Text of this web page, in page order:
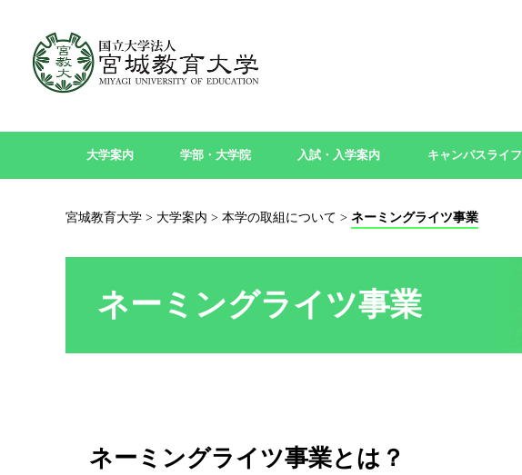
大学案内 学部・大学院 入試・入学案内 キャンパスライフ
宮城教育大学 > 大学案内 > 本学の取組について > ネーミングライツ事業
ネーミングライツ事業
ネーミングライツ事業とは？